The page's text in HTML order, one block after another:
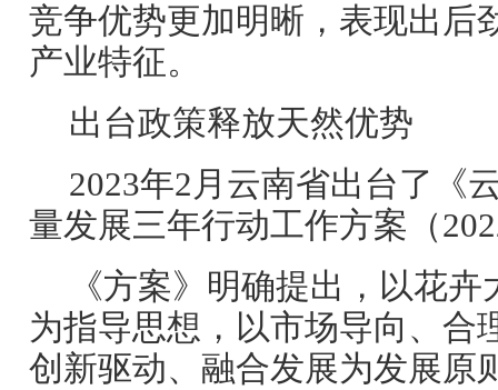
竞争优势更加明晰，表现出后
产业特征。
出台政策释放天然优势
2023年2月云南省出台了《
量发展三年行动工作方案（
《方案》明确提出，以花
为指导思想，以市场导向、合
创新驱动、融合发展为发展原